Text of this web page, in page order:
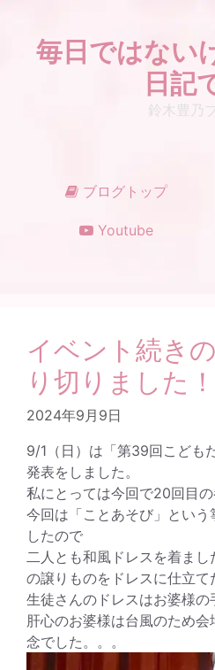
毎日ではない
日記
鈴木豊乃
ブログトップ
Youtube
イベント続き
り切りました！
2024年9月9日
9/1（日）は「第39回こども
発表をしました。
私にとっては今回で20回目の
今回は「ことあそび」という
したので
二人とも和風ドレスを着ま
の譲りものをドレスに仕立て
生徒さんのドレスはお婆様の
肝心のお婆様は台風のため
念でした。。。